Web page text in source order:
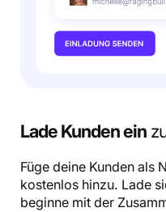
Lade Kunden ein
Füge deine Kunden als
kostenlos hinzu. Lade
beginne mit der